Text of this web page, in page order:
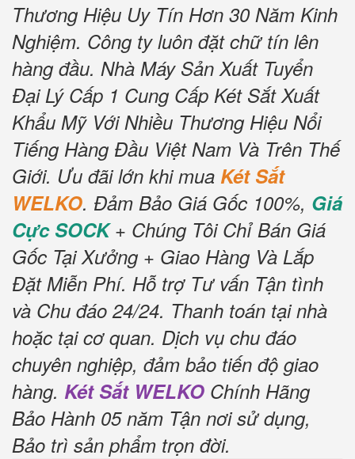
Thương Hiệu Uy Tín Hơn 30 Năm Kinh
Nghiệm. Công ty luôn đặt chữ tín lên
hàng đầu. Nhà Máy Sản Xuất Tuyển
Đại Lý Cấp 1 Cung Cấp Két Sắt Xuất
Khẩu Mỹ Với Nhiều Thương Hiệu Nổi
Tiếng Hàng Đầu Việt Nam Và Trên Thế
Giới. Ưu đãi lớn khi mua Két Sắt
WELKO. Đảm Bảo Giá Gốc 100%, Giá
Cực SOCK+ Chúng Tôi Chỉ Bán Giá
Gốc Tại Xưởng + Giao Hàng Và Lắp
Đặt Miễn Phí. Hỗ trợ Tư vấn Tận tình
và Chu đáo 24/24. Thanh toán tại nhà
hoặc tại cơ quan. Dịch vụ chu đáo
chuyên nghiệp, đảm bảo tiến độ giao
hàng. Két Sắt WELKO Chính Hãng
Bảo Hành 05 năm Tận nơi sử dụng,
Bảo trì sản phẩm trọn đời.